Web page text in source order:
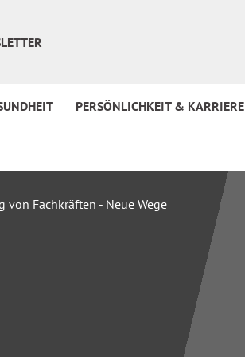
PERSÖNLICHKEIT & KARRIERE